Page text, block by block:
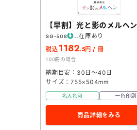
【早割】光と影のメルヘン
SG-508
在庫あり
税込1182.5円 / 冊
100冊の場合
納期目安：30日～40日
サイズ：755×504mm
名入れ可 一色印刷
商品詳細をみる